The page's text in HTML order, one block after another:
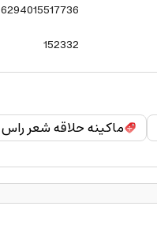
6294015517736
152332
ماكينه حلاقه شعر راس